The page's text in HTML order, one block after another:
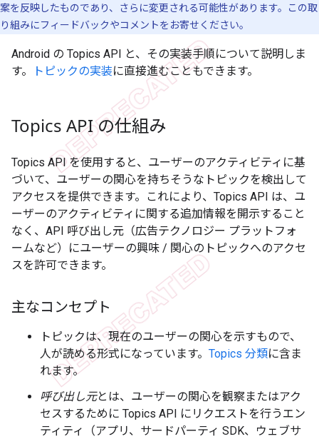
案を反映したものであり、さらに変更される可能性があります。この取
り組みにフィードバックやコメントをお寄せください。
Android の Topics API と、その実装手順について説明しま
す。
トピックの実装に直接進むこともできます。
Topics API の仕組み
Topics API を使用すると、ユーザーのアクティビティに基
づいて、ユーザーの関心を持ちそうなトピックを検出して
アクセスを提供できます。これにより、Topics API は、ユ
ーザーのアクティビティに関する追加情報を開示すること
なく、API 呼び出し元（広告テクノロジー プラットフォ
ームなど）にユーザーの興味 / 関心のトピックへのアクセ
スを許可できます。
主なコンセプト
トピックは、現在のユーザーの関心を示すもので、
人が読める形式になっています。 Topics 分類に含ま
れます。
呼び出し元とは、ユーザーの関心を観察またはアク
セスするために Topics API にリクエストを行うエン
ティティ（アプリ、サードパーティ SDK、ウェブサ